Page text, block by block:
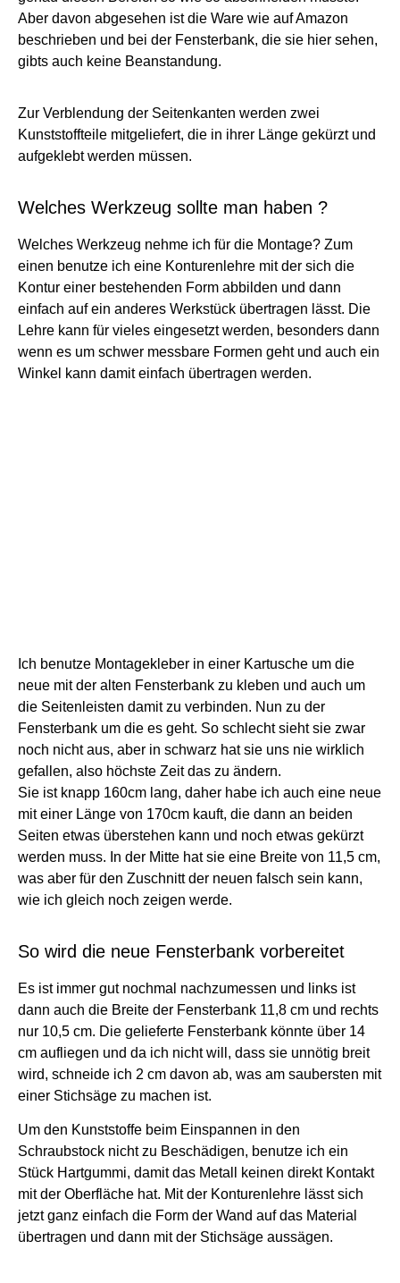
Aber davon abgesehen ist die Ware wie auf Amazon
beschrieben und bei der Fensterbank, die sie hier sehen,
gibts auch keine Beanstandung.
Zur Verblendung der Seitenkanten werden zwei
Kunststoffteile mitgeliefert, die in ihrer Länge gekürzt und
aufgeklebt werden müssen.
Welches Werkzeug sollte man haben ?
Welches Werkzeug nehme ich für die Montage? Zum
einen benutze ich eine Konturenlehre mit der sich die
Kontur einer bestehenden Form abbilden und dann
einfach auf ein anderes Werkstück übertragen lässt. Die
Lehre kann für vieles eingesetzt werden, besonders dann
wenn es um schwer messbare Formen geht und auch ein
Winkel kann damit einfach übertragen werden.
Ich benutze Montagekleber in einer Kartusche um die
neue mit der alten Fensterbank zu kleben und auch um
die Seitenleisten damit zu verbinden. Nun zu der
Fensterbank um die es geht. So schlecht sieht sie zwar
noch nicht aus, aber in schwarz hat sie uns nie wirklich
gefallen, also höchste Zeit das zu ändern.
Sie ist knapp 160cm lang, daher habe ich auch eine neue
mit einer Länge von 170cm kauft, die dann an beiden
Seiten etwas überstehen kann und noch etwas gekürzt
werden muss. In der Mitte hat sie eine Breite von 11,5 cm,
was aber für den Zuschnitt der neuen falsch sein kann,
wie ich gleich noch zeigen werde.
So wird die neue Fensterbank vorbereitet
Es ist immer gut nochmal nachzumessen und links ist
dann auch die Breite der Fensterbank 11,8 cm und rechts
nur 10,5 cm. Die gelieferte Fensterbank könnte über 14
cm aufliegen und da ich nicht will, dass sie unnötig breit
wird, schneide ich 2 cm davon ab, was am saubersten mit
einer Stichsäge zu machen ist.
Um den Kunststoffe beim Einspannen in den
Schraubstock nicht zu Beschädigen, benutze ich ein
Stück Hartgummi, damit das Metall keinen direkt Kontakt
mit der Oberfläche hat. Mit der Konturenlehre lässt sich
jetzt ganz einfach die Form der Wand auf das Material
übertragen und dann mit der Stichsäge aussägen.